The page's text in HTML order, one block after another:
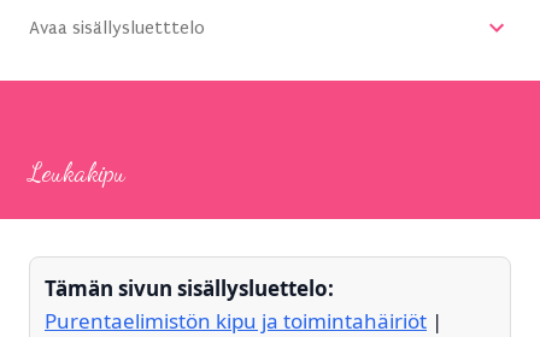
Avaa sisällysluetttelo
Leukakipu
Tämän sivun sisällysluettelo:
Purentaelimistön kipu ja toimintahäiriöt |